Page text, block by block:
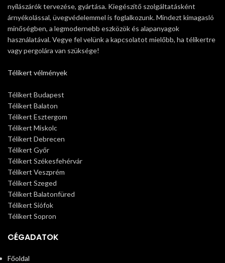
nyílászárók tervezése, gyártása. Kiegészítő szolgáltatásként
árnyékolással, üvegvédelemmel is foglalkozunk. Mindezt kimagasló
minőségben, a legmodernebb eszközök és alapanyagok
használatával. Vegye fel velünk a kapcsolatot mielőbb, ha télikertre
vagy pergolára van szüksége!
Télikert vélmények
Télikert Budapest
Télikert Balaton
Télikert Esztergom
Télikert Miskolc
Télikert Debrecen
Télikert Győr
Télikert Székesfehérvár
Télikert Veszprém
Télikert Szeged
Télikert Balatonfüred
Télikert Siófok
Télikert Sopron
CÉGADATOK
Főoldal